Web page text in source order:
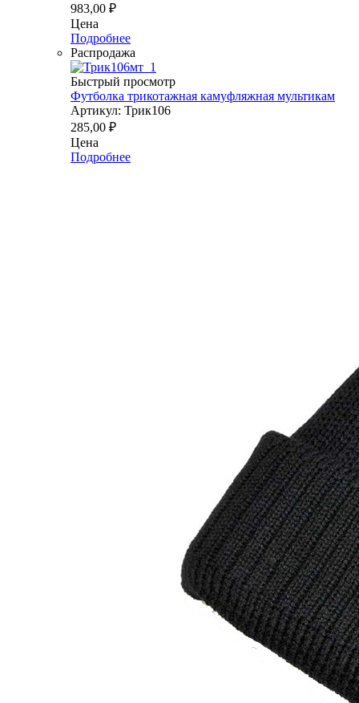
983,00 ₽
Цена
Подробнее
Распродажа
Быстрый просмотр
Футболка трикотажная камуфляжная мультикам
Артикул: Трик106
285,00 ₽
Цена
Подробнее